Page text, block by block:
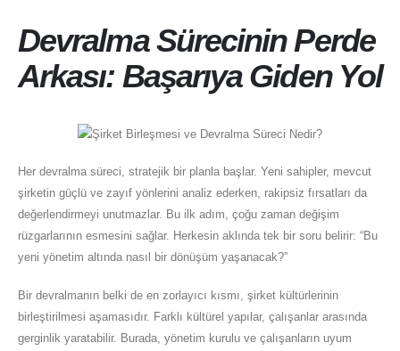
Devralma Sürecinin Perde
Arkası: Başarıya Giden Yol
Her devralma süreci, stratejik bir planla başlar. Yeni sahipler, mevcut
şirketin güçlü ve zayıf yönlerini analiz ederken, rakipsiz fırsatları da
değerlendirmeyi unutmazlar. Bu ilk adım, çoğu zaman değişim
rüzgarlarının esmesini sağlar. Herkesin aklında tek bir soru belirir: “Bu
yeni yönetim altında nasıl bir dönüşüm yaşanacak?”
Bir devralmanın belki de en zorlayıcı kısmı, şirket kültürlerinin
birleştirilmesi aşamasıdır. Farklı kültürel yapılar, çalışanlar arasında
gerginlik yaratabilir. Burada, yönetim kurulu ve çalışanların uyum